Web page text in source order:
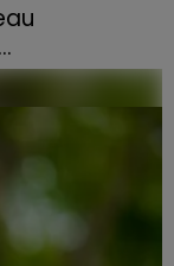
départs de feu,
a lancé un appel
aide...